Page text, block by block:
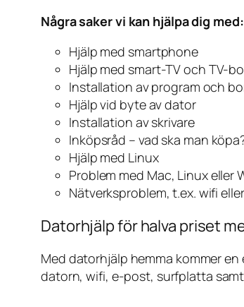
Några saker vi kan hjälpa dig med:
Hjälp med smartphone
Hjälp med smart-TV och TV-
Installation av program och
Hjälp vid byte av dator
Installation av skrivare
Inköpsråd – vad ska man
Hjälp med Linux
Problem med Mac, Linux eller
Nätverksproblem, t.ex. wifi
Datorhjälp för halva priset
Med datorhjälp hemma kommer
datorn, wifi, e-post, surfplatta